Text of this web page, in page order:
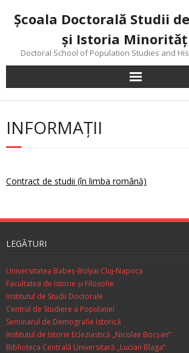
content
Şcoala Doctorală Studii
şi Istoria
Doctoral School of Population Studies and
INFORMAŢII
Contract de studii (în limba română)
LEGĂTURI
Universitatea Babeș-Bolyai Cluj-Napoca
Facultatea de Istorie şi Filosofie
Institutul de Studii Doctorale
Centrul de Studiere a Populaţiei
Seminarul de Demografie Istorică
Institutul de Istorie Ecleziastică „Nicolae Bocşan”
Biblioteca Centrală Universitară „Lucian Blaga”